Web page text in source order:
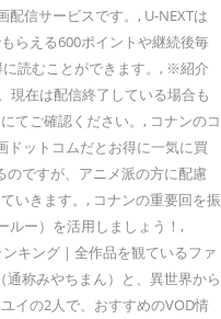
信サービスです。, U-NEXTは
らえる600ポイントや継続後毎
読むことができます。, ※紹介
現在は配信終了している場合も
てご確認ください。, コナンのコ
ドットコムだとお得に一気に買
のですが、アニメ派の方に配慮
いきます。, コナンの重要回を振
ルー）を活用しましょう！,
キング｜全作品を観ているファ
称みやちまん）と、異世界から
イの2人で、おすすめのVOD情